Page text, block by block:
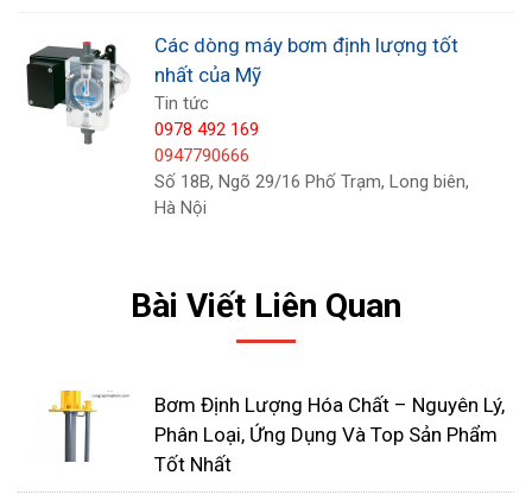
Đặc tính nổi bật của dòng bơm định lượng của Mỹ
Pulsafeeder
Dải Lưu lượng từ 0.47 l/h cho tới 60 l/h
Áp suất: 2 - 7 bar
Có khả năng tự mồi
Có thể điều chỉnh lưu lượng bằng tay
Có thiết bị bảo vệ tự động khi máy bơm bị
Bơm định lượng của Mỹ Milton Roy
Các dòng máy bơm định lượng tốt
nhất của Mỹ
Tin tức
0978 492 169
0947790666
Số 18B, Ngõ 29/16 Phố Trạm, Long biên,
Hà Nội
Bài Viết Liên Quan
Bơm Định Lượng Hóa Chất – Nguyên Lý,
Phân Loại, Ứng Dụng Và Top Sản Phẩm
Tốt Nhất